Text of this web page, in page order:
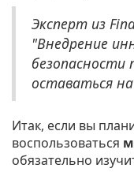
Эксперт из
"Внедрение
оставаться
Итак, если вы
воспользоваться
обязательно